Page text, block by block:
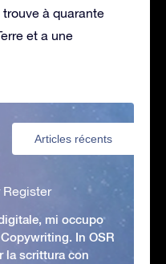
à quarante
et a une
Articles récents
Register
mi occupo
In OSR
la scrittura con